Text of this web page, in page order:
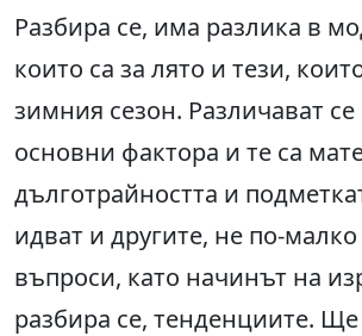
Разбира се, има разлика в
които са за лято и тези,
зимния сезон. Различават
основни фактора и те са
дълготрайността и
идват и другите, не по-
въпроси, като начинът на
разбира се, тенденциите.